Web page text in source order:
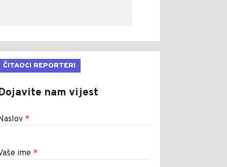
ČITAOCI REPORTERI
nam vijest
*
ime *